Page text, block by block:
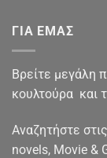
ΓΙΑ ΕΜΑΣ
Βρείτε μεγάλη
κουλτούρα και
Αναζητήστε
novels, Movie &